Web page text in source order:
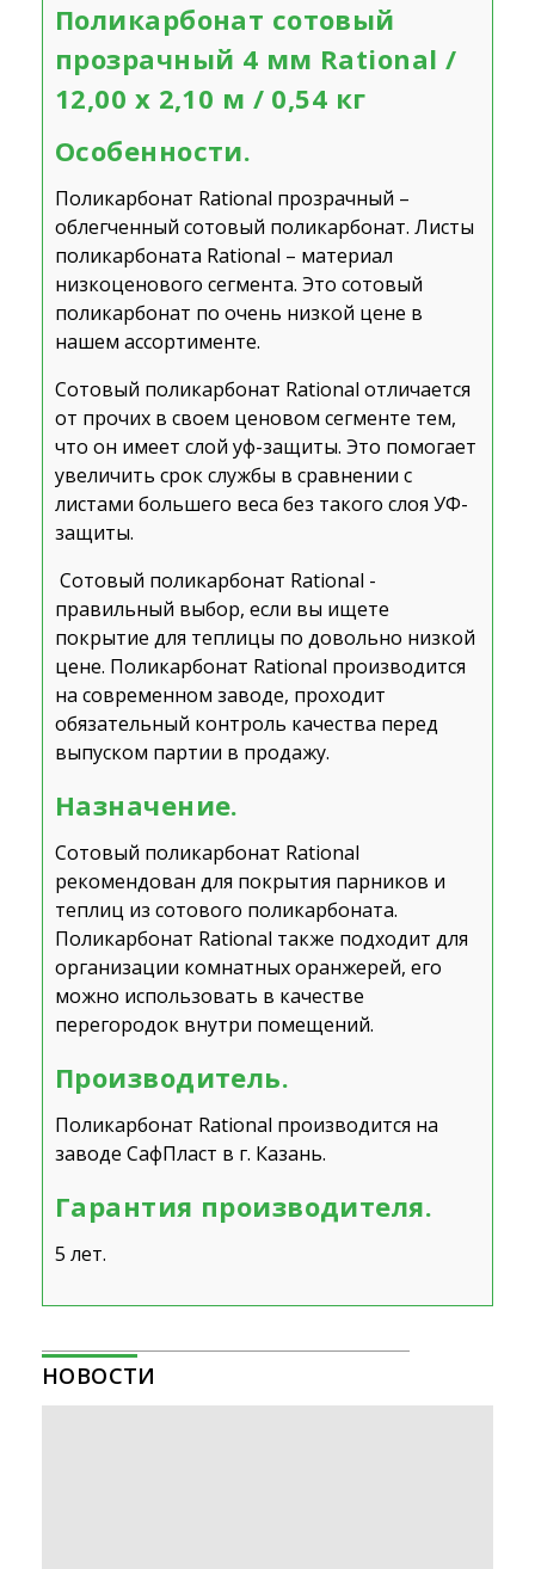
НОВОСТИ
Поликарбонат сотовый
прозрачный 4 мм Rational /
12,00 х 2,10 м / 0,54 кг
Особенности.
Поликарбонат Rational прозрачный –
облегченный сотовый поликарбонат. Листы
поликарбоната Rational – материал
низкоценового сегмента. Это сотовый
поликарбонат по очень низкой цене в
нашем ассортименте.
Сотовый поликарбонат Rational отличается
от прочих в своем ценовом сегменте тем,
что он имеет слой уф-защиты. Это помогает
увеличить срок службы в сравнении с
листами большего веса без такого слоя УФ-
защиты.
Сотовый поликарбонат Rational -
правильный выбор, если вы ищете
покрытие для теплицы по довольно низкой
цене. Поликарбонат Rational производится
на современном заводе, проходит
обязательный контроль качества перед
выпуском партии в продажу.
Назначение.
Сотовый поликарбонат Rational
рекомендован для покрытия парников и
теплиц из сотового поликарбоната.
Поликарбонат Rational также подходит для
организации комнатных оранжерей, его
можно использовать в качестве
перегородок внутри помещений.
Производитель.
Поликарбонат Rational производится на
заводе СафПласт в г. Казань.
Гарантия производителя.
5 лет.